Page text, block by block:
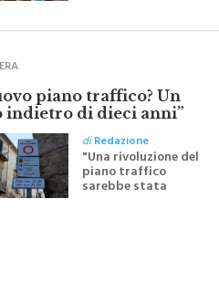
Festa del Santissimo
piano traffico? Un
indietro di dieci anni”
diRedazione
"Una rivoluzione del
piano traffico
sarebbe stata
efficace se preceduta